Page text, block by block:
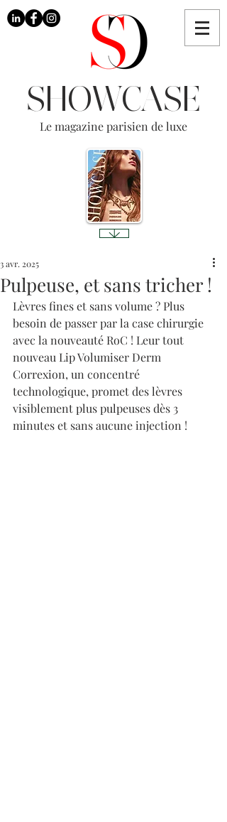
SHOWCASE
Le magazine parisien de luxe
Pulpeuse, et sans tricher !
3 avr. 2025
Lèvres fines et sans volume ? Plus
besoin de passer par la case chirurgie
avec la nouveauté RoC ! Leur tout
nouveau Lip Volumiser Derm
Correxion, un concentré
technologique, promet des lèvres
visiblement plus pulpeuses dès 3
minutes et sans aucune injection !